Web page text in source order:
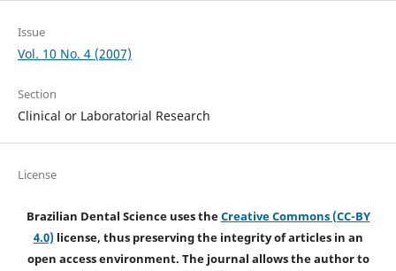
Issue
Vol. 10 No. 4 (2007)
Section
Clinical or Laboratorial Research
License
Brazilian Dental Science uses theCreative Commons (CC-BY
4.0)license, thus preserving the integrity of articles in an
open access environment. The journal allows the author to